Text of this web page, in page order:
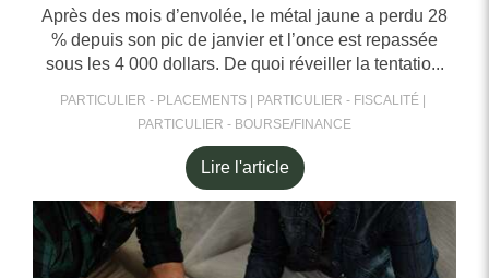
Après des mois d’envolée, le métal jaune a perdu 28
% depuis son pic de janvier et l’once est repassée
sous les 4 000 dollars. De quoi réveiller la tentatio...
PARTICULIER - PLACEMENTS
PARTICULIER - FISCALITÉ
PARTICULIER - BOURSE/FINANCE
Lire l'article